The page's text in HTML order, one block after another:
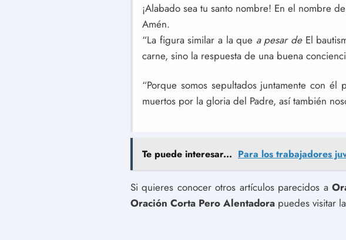
¡Alabado sea tu santo nombre! En el nombre
Amén.
“La figura similar a la que a pesar deEl
carne, sino la respuesta de una buena
“Porque somos sepultados juntamente con
muertos por la gloria del Padre, así también
Te puede interesar... Para los trabajadores
Si quieres conocer otros artículos parecidos a
Oración Corta Pero Alentadora puedes visitar